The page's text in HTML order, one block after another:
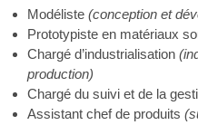
Modéliste (conception et
Prototypiste en matériaux
Chargé d’industrialisation
production)
Chargé du suivi et de la
Assistant chef de produits